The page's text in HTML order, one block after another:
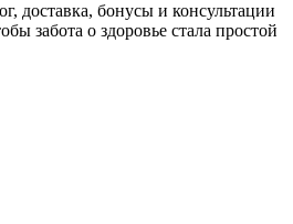
доставка, бонусы и консультации
забота о здоровье стала простой